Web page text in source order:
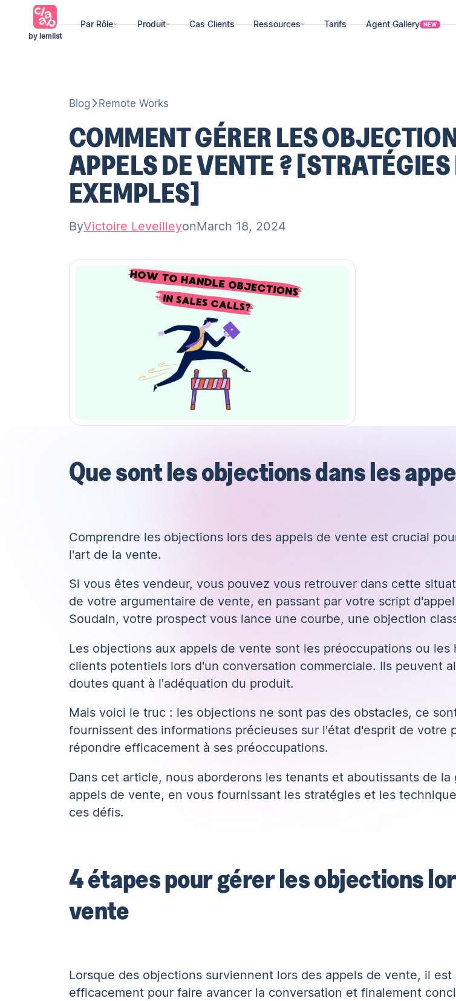
by lemlist
Par Rôle Produit Cas Clients Ressources Tarifs Agent Gallery NEW
Blog Remote Works
COMMENT GÉRER LES
APPELS DE VENTE ? [STRATÉGIES
EXEMPLES]
ByVictoire LeveilleyonMarch 18, 2024
Que sont les objections dans les
Comprendre les objections lors des appels de vente est crucial
l'art de la vente.
Si vous êtes vendeur, vous pouvez vous retrouver dans cette
de votre argumentaire de vente, en passant par votre script
Soudain, votre prospect vous lance une courbe, une objection
Les objections aux appels de vente sont les préoccupations ou les
clients potentiels lors d'un conversation commerciale. Ils peuvent
doutes quant à l'adéquation du produit.
Mais voici le truc : les objections ne sont pas des obstacles, ce
fournissent des informations précieuses sur l'état d'esprit de votre
répondre efficacement à ses préoccupations.
Dans cet article, nous aborderons les tenants et aboutissants de
appels de vente, en vous fournissant les stratégies et les
ces défis.
4 étapes pour gérer les objections
vente
Lorsque des objections surviennent lors des appels de vente, il
efficacement pour faire avancer la conversation et finalement